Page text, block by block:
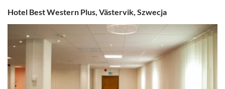
Hotel Best Western Plus, Västervik, Szwecja